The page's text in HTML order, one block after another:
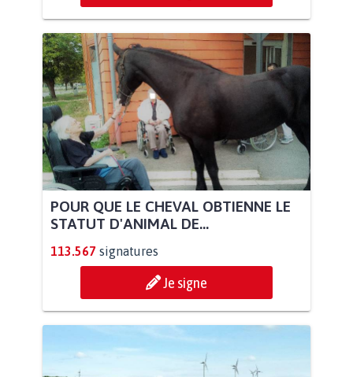
POUR QUE LE CHEVAL OBTIENNE LE
STATUT D'ANIMAL DE...
113.567 signatures
Je signe